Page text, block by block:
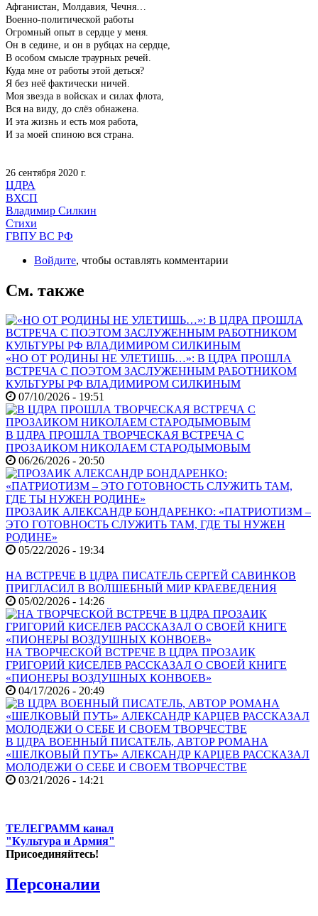
Афганистан, Молдавия, Чечня…
Военно-политической работы
Огромный опыт в сердце у меня.
Он в седине, и он в рубцах на сердце,
В особом смысле траурных речей.
Куда мне от работы этой деться?
Я без неё фактически ничей.
Моя звезда в войсках и силах флота,
Вся на виду, до слёз обнажена.
И эта жизнь и есть моя работа,
И за моей спиною вся страна.
26 сентября 2020 г.
ЦДРА
ВХСП
Владимир Силкин
Стихи
ГВПУ ВС РФ
Войдите, чтобы оставлять комментарии
См. также
«НО ОТ РОДИНЫ НЕ УЛЕТИШЬ…»: В ЦДРА ПРОШЛА
ВСТРЕЧА С ПОЭТОМ ЗАСЛУЖЕННЫМ РАБОТНИКОМ
КУЛЬТУРЫ РФ ВЛАДИМИРОМ СИЛКИНЫМ
07/10/2026 - 19:51
В ЦДРА ПРОШЛА ТВОРЧЕСКАЯ ВСТРЕЧА С
ПРОЗАИКОМ НИКОЛАЕМ СТАРОДЫМОВЫМ
06/26/2026 - 20:50
ПРОЗАИК АЛЕКСАНДР БОНДАРЕНКО: «ПАТРИОТИЗМ –
ЭТО ГОТОВНОСТЬ СЛУЖИТЬ ТАМ, ГДЕ ТЫ НУЖЕН
РОДИНЕ»
05/22/2026 - 19:34
НА ВСТРЕЧЕ В ЦДРА ПИСАТЕЛЬ СЕРГЕЙ САВИНКОВ
ПРИГЛАСИЛ В ВОЛШЕБНЫЙ МИР КРАЕВЕДЕНИЯ
05/02/2026 - 14:26
НА ТВОРЧЕСКОЙ ВСТРЕЧЕ В ЦДРА ПРОЗАИК
ГРИГОРИЙ КИСЕЛЕВ РАССКАЗАЛ О СВОЕЙ КНИГЕ
«ПИОНЕРЫ ВОЗДУШНЫХ КОНВОЕВ»
04/17/2026 - 20:49
В ЦДРА ВОЕННЫЙ ПИСАТЕЛЬ, АВТОР РОМАНА
«ШЕЛКОВЫЙ ПУТЬ» АЛЕКСАНДР КАРЦЕВ РАССКАЗАЛ
МОЛОДЕЖИ О СЕБЕ И СВОЕМ ТВОРЧЕСТВЕ
03/21/2026 - 14:21
ТЕЛЕГРАММ канал
"Культура и Армия"
Присоединяйтесь!
Персоналии